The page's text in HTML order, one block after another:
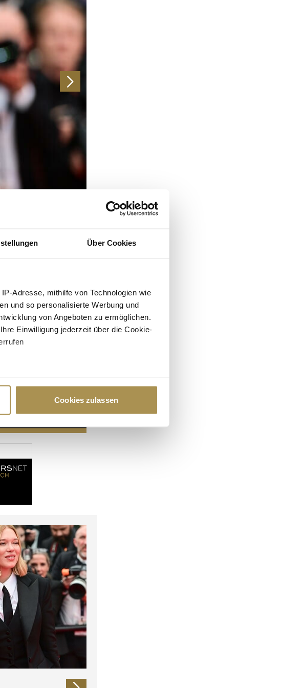
Über Cookies
Adresse, mithilfe von Technologien wie
und so personalisierte Werbung und
von Angeboten zu ermöglichen.
Einwilligung jederzeit über die Cookie-
legen Sie Ihre Präferenzen im
für soziale Medien anbieten zu können
Partner führen diese Informationen
oder die sie im Rahmen Ihrer Nutzung
Cookies zulassen